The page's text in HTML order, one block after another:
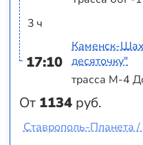
3 ч
17:10
От 1134 руб.
Каменск-
десяточку"
трасса М-4
Ставрополь-Планета